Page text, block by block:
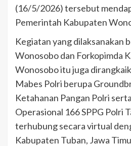
(16/5/2026) tersebut
Pemerintah Kabupaten
Kegiatan yang dilaksanakan
Wonosobo dan Forkopimda
Wonosobo itu juga
Mabes Polri berupa
Ketahanan Pangan Polri
Operasional 166 SPPG Polri
terhubung secara virtual
Kabupaten Tuban, Jawa